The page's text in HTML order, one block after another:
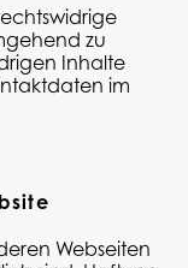
zu
Inhalte
im
Webseiten